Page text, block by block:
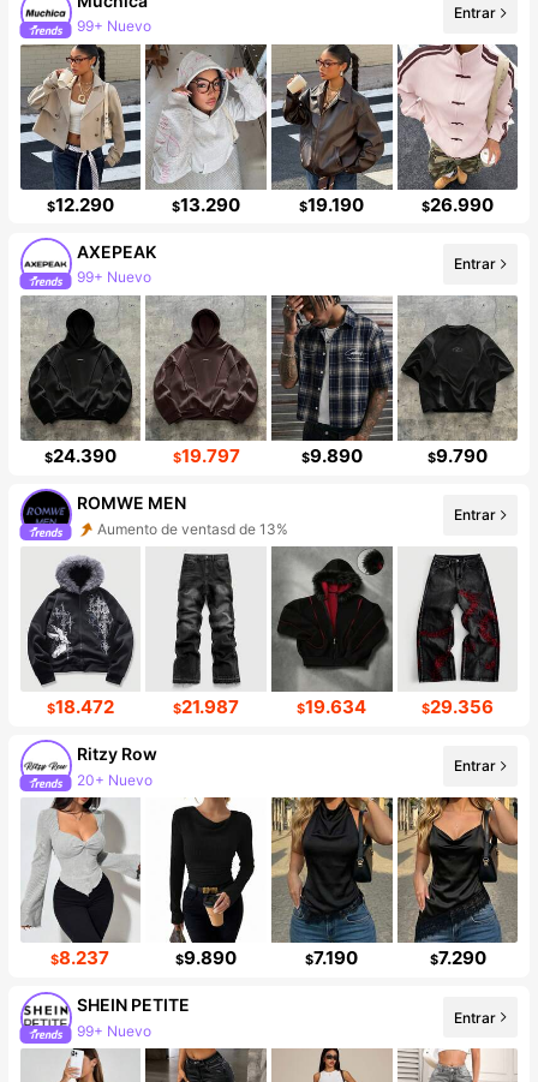
99+ Nuevo
336K seguidores
Entrar
$12.290 $13.290 $19.190 $26.990
AXEPEAK
99+ Nuevo
Entrar
$24.390 $19.797 $9.890 $9.790
ROMWE MEN
Aumento de ventasd de 13%
666K seguidores
Entrar
$18.472 $21.987 $19.634 $29.356
Ritzy Row
20+ Nuevo
Incremento de seguidores de 109%
Entrar
$8.237 $9.890 $7.190 $7.290
SHEIN PETITE
99+ Nuevo
2.3M seguidores
Entrar